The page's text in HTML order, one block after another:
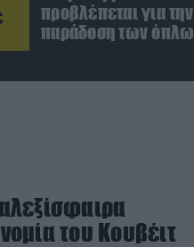
προβλέπεται για την
παράδοση των
του Κουβέιτ